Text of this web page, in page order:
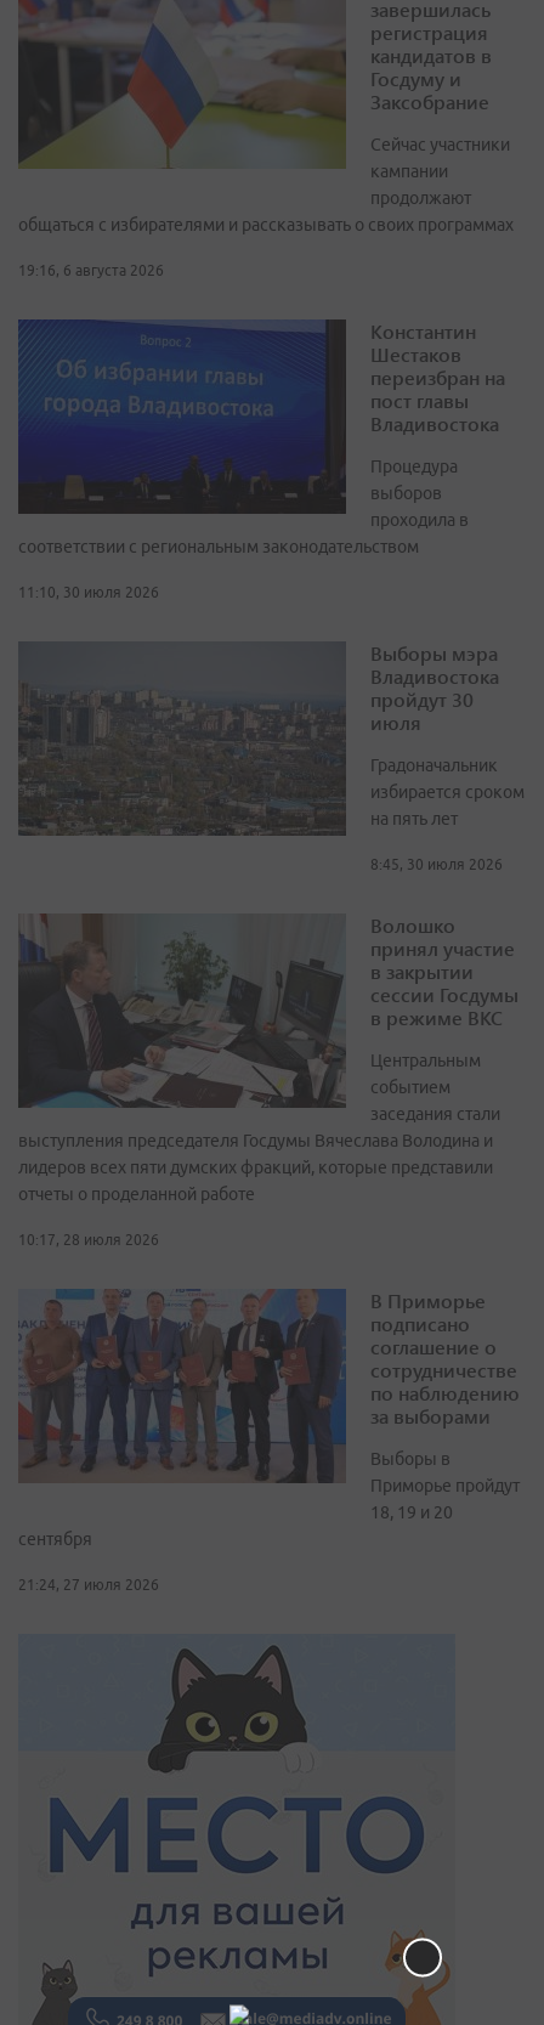
завершилась
регистрация
кандидатов в
Госдуму и
Заксобрание
Сейчас участники
кампании
продолжают
общаться с избирателями и рассказывать о своих программах
19:16, 6 августа 2026
Константин
Шестаков
переизбран на
пост главы
Владивостока
Процедура
выборов
проходила в
соответствии с региональным законодательством
11:10, 30 июля 2026
Выборы мэра
Владивостока
пройдут 30
июля
Градоначальник
избирается сроком
на пять лет
8:45, 30 июля 2026
Волошко
принял участие
в закрытии
сессии Госдумы
в режиме ВКС
Центральным
событием
заседания стали
выступления председателя Госдумы Вячеслава Володина и
лидеров всех пяти думских фракций, которые представили
отчеты о проделанной работе
10:17, 28 июля 2026
В Приморье
подписано
соглашение о
сотрудничестве
по наблюдению
за выборами
Выборы в
Приморье пройдут
18, 19 и 20
сентября
21:24, 27 июля 2026